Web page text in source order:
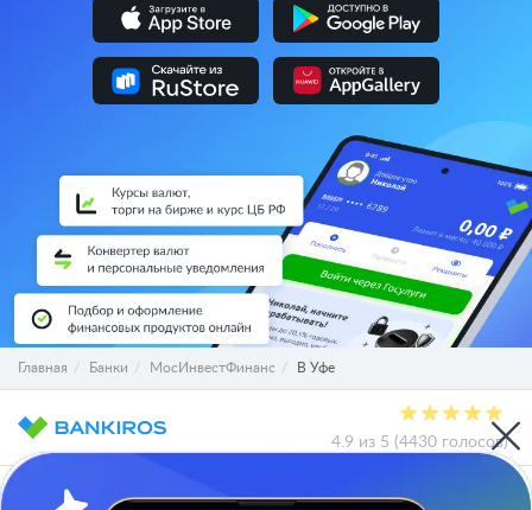
Главная Банки МосИнвестФинанс В Уфе
4.9 из 5 (4430 голосов)